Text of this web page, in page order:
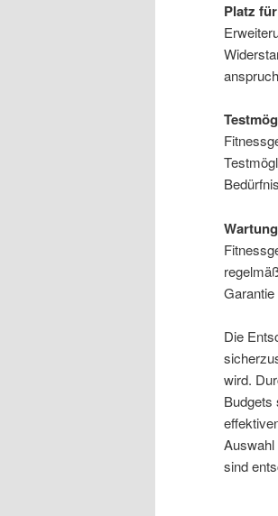
Platz
Die
wird.
Budgets
sind